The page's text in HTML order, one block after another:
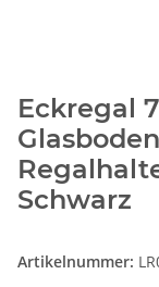
Eckregal
Schwarz
Artikelnummer: